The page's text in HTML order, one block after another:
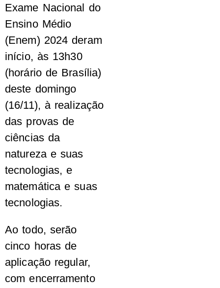
Exame Nacional do
Ensino Médio
(Enem) 2024 deram
início, às 13h30
(horário de Brasília)
deste domingo
(16/11), à realização
das provas de
ciências da
natureza e suas
tecnologias, e
matemática e suas
tecnologias.
Ao todo, serão
cinco horas de
aplicação regular,
com encerramento